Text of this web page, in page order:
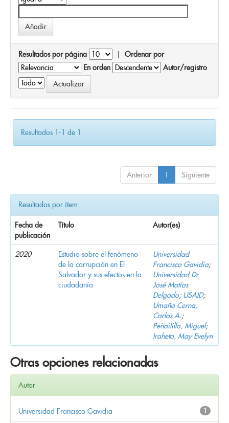
Resultados por página | Ordenar por
En orden
Autor/registro
Resultados 1-1 de 1.
Anterior 1 Siguiente
Resultados por ítem:
Fecha de
publicación
Título Autor(es)
2020
Estudio sobre el fenómeno
de la corrupción en El
Salvador y sus efectos en la
ciudadanía
Universidad
Francisco Gavidia;
Universidad Dr.
José Matías
Delgado; USAID;
Umaña Cerna,
Carlos A.;
Peñailillo, Miguel;
Iraheta, May Evelyn
Otras opciones relacionadas
Autor
1
Universidad Francisco Gavidia